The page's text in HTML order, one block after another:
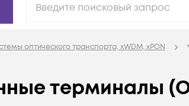
оптического транспорта, xWDM, xPON
терминалы